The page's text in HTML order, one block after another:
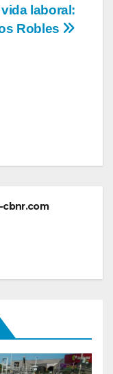
vida laboral:
Robles